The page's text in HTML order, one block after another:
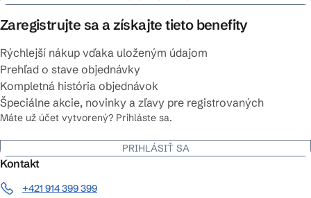
Zaregistrujte sa a získajte tieto benefity
Rýchlejší nákup vďaka uloženým údajom
Prehľad o stave objednávky
Kompletná história objednávok
Špeciálne akcie, novinky a zľavy pre registrovaných
Máte už účet vytvorený? Prihláste sa.
PRIHLÁSIŤ SA
Kontakt
+421 914 399 399